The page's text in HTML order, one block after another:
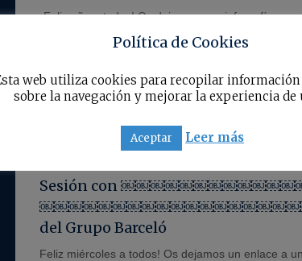
¡Feliz año a todos! Os dejamos una infografía
Sesión con
del Grupo Barceló
Feliz miércoles a todos! Os dejamos un enlace a
Política de Cookies
web utiliza cookies para recopilar
sobre la navegación y mejorar la experiencia de
Aceptar Leer más